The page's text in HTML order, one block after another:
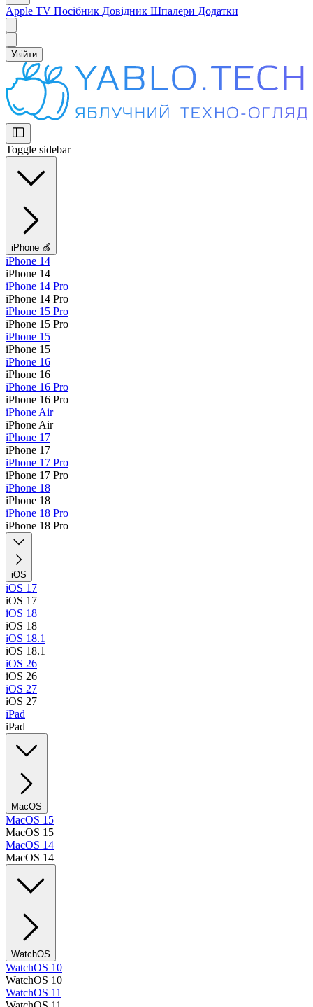
Apple TV Посібник Довідник Шпалери Додатки
Увійти
Toggle sidebar
iPhone 🍏
iPhone 14
iPhone 14
iPhone 14 Pro
iPhone 14 Pro
iPhone 15 Pro
iPhone 15 Pro
iPhone 15
iPhone 15
iPhone 16
iPhone 16
iPhone 16 Pro
iPhone 16 Pro
iPhone Air
iPhone Air
iPhone 17
iPhone 17
iPhone 17 Pro
iPhone 17 Pro
iPhone 18
iPhone 18
iPhone 18 Pro
iPhone 18 Pro
iOS
iOS 17
iOS 17
iOS 18
iOS 18
iOS 18.1
iOS 18.1
iOS 26
iOS 26
iOS 27
iOS 27
iPad
iPad
MacOS
MacOS 15
MacOS 15
MacOS 14
MacOS 14
WatchOS
WatchOS 10
WatchOS 10
WatchOS 11